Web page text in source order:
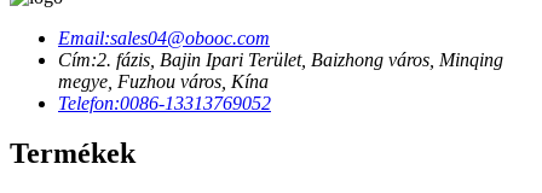
Email:sales04@obooc.com
Cím:2. fázis, Bajin Ipari Terület, Baizhong város, Minqing
megye, Fuzhou város, Kína
Telefon:0086-13313769052
Termékek